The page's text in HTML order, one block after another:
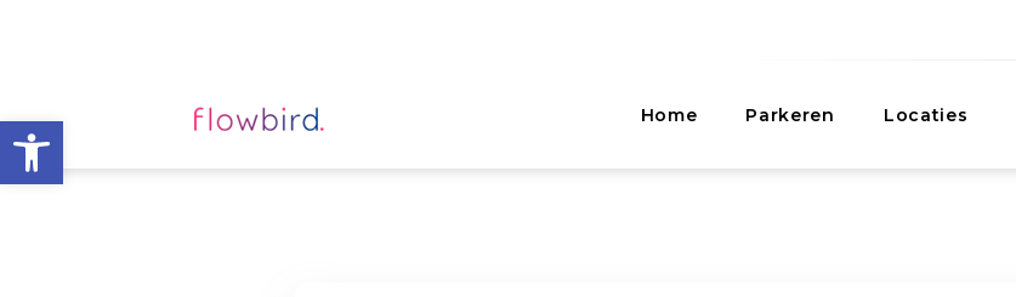
Toolbar openen Home Parkeren Locaties